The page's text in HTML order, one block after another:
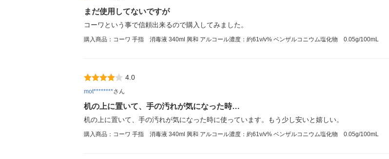
まだ使用してないですが
コーワという事で信頼出来るので購入してみました。
購入商品：コーワ 手指 消毒液 340ml 興和 アルコール濃度：約61v/v% ベンザルコニウム塩化物 0.05g/100mL
4.0
mot********さん
机の上に置いて、手の汚れが気になった時…
机の上に置いて、手の汚れが気になった時に使っています。もう少し安いと嬉しい。
購入商品：コーワ 手指 消毒液 340ml 興和 アルコール濃度：約61v/v% ベンザルコニウム塩化物 0.05g/100mL